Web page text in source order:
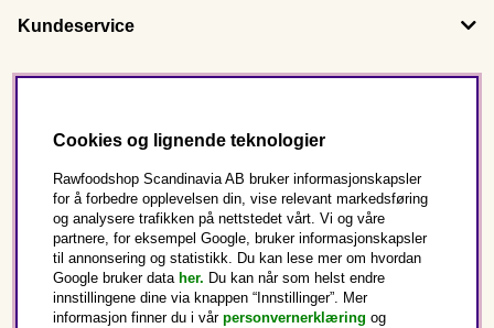
Kundeservice
Dette er Rawfoodshop
Norge
Cookies og lignende teknologier
Rawfoodshop Scandinavia AB bruker informasjonskapsler
for å forbedre opplevelsen din, vise relevant markedsføring
og analysere trafikken på nettstedet vårt. Vi og våre
partnere, for eksempel Google, bruker informasjonskapsler
til annonsering og statistikk. Du kan lese mer om hvordan
Google bruker data her. Du kan når som helst endre
innstillingene dine via knappen “Innstillinger”. Mer
informasjon finner du i vår personvernerklæring og